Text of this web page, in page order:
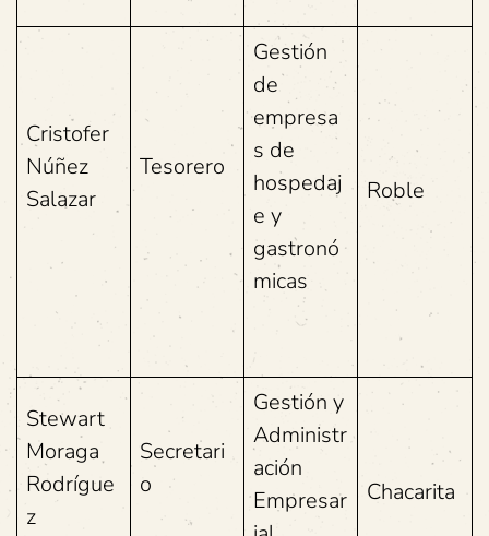
Cristofer
Núñez
Salazar
Tesorero
Gestión
de
empresa
s de
hospedaj
e y
gastronó
micas
Roble
Stewart
Moraga
Rodrígue
z
Secretari
o
Gestión y
Administr
ación
Empresar
Chacarita